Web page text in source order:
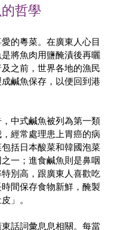
哲學
的粵菜。在廣東人心目
將魚肉用鹽醃漬後再曬
之前，世界各地的漁民
鹹魚保存，以便回到港
中式鹹魚被列為第一類
經常處理患上胃癌的病
括日本酸菜和韓國泡菜
一；進食鹹魚則是鼻咽
別高，跟廣東人喜歡吃
間保存食物新鮮，醃製
」。
話詞彙息息相關。每當